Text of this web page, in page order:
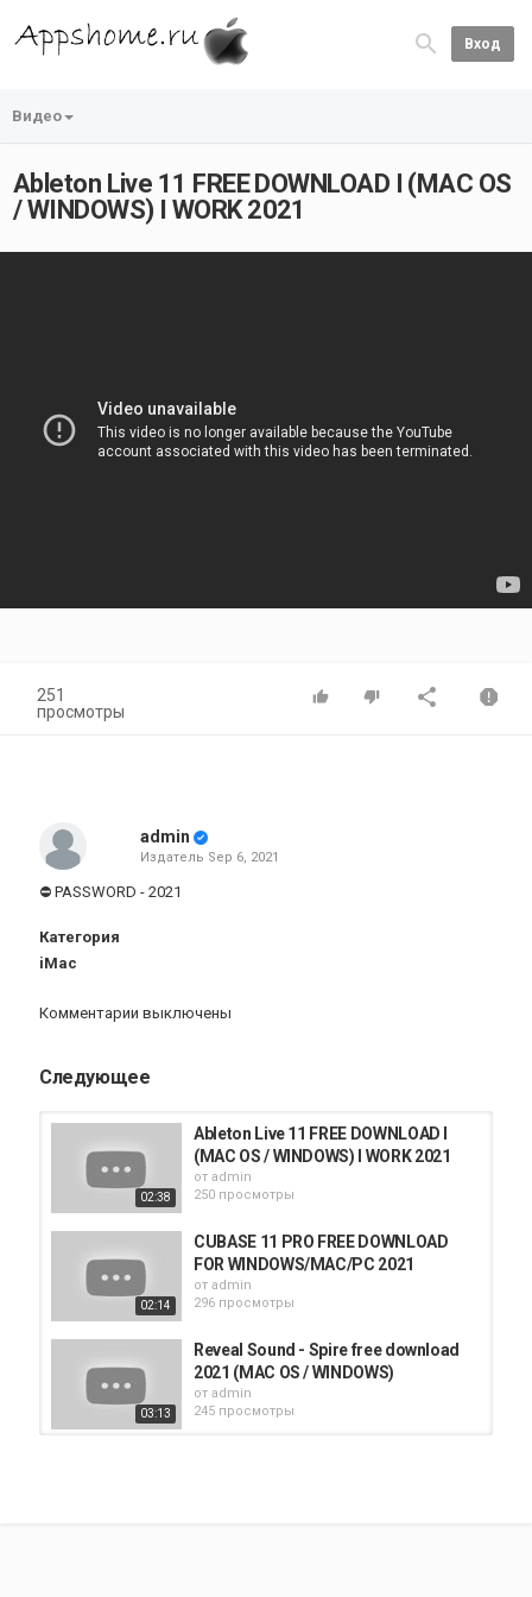
Вход
Видео
Ableton Live 11 FREE DOWNLOAD I (MAC OS
/ WINDOWS) I WORK 2021
251
просмотры
admin
Издатель Sep 6, 2021
⛔ PASSWORD - 2021
Категория
iMac
Комментарии выключены
Следующее
02:38
Ableton Live 11 FREE DOWNLOAD I
(MAC OS / WINDOWS) I WORK 2021
от admin
250 просмотры
02:14
CUBASE 11 PRO FREE DOWNLOAD
FOR WINDOWS/MAC/PC 2021
от admin
296 просмотры
03:13
Reveal Sound - Spire free download
2021 (MAC OS / WINDOWS)
от admin
245 просмотры